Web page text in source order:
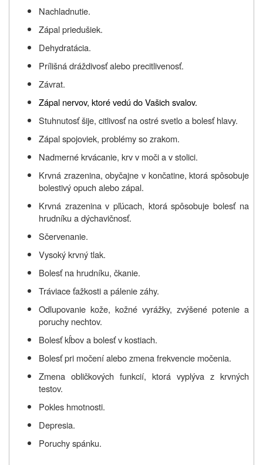
Nachladnutie.
Zápal priedušiek.
Dehydratácia.
Prílišná dráždivosť alebo precitlivenosť.
Závrat.
Zápal nervov, ktoré vedú do Vašich svalov.
Stuhnutosť šije, citlivosť na ostré svetlo a bolesť hlavy.
Zápal spojoviek, problémy so zrakom.
Nadmerné krvácanie, krv v moči a v stolici.
Krvná zrazenina, obyčajne v končatine, ktorá spôsobuje
bolestivý opuch alebo zápal.
Krvná zrazenina v pľúcach, ktorá spôsobuje bolesť na
hrudníku a dýchavičnosť.
Sčervenanie.
Vysoký krvný tlak.
Bolesť na hrudníku, čkanie.
Tráviace ťažkosti a pálenie záhy.
Odlupovanie kože, kožné vyrážky, zvýšené potenie a
poruchy nechtov.
Bolesť kĺbov a bolesť v kostiach.
Bolesť pri močení alebo zmena frekvencie močenia.
Zmena obličkových funkcií, ktorá vyplýva z krvných
testov.
Pokles hmotnosti.
Depresia.
Poruchy spánku.